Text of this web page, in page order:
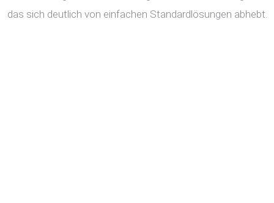
das sich deutlich von einfachen Standardlösungen abhebt.